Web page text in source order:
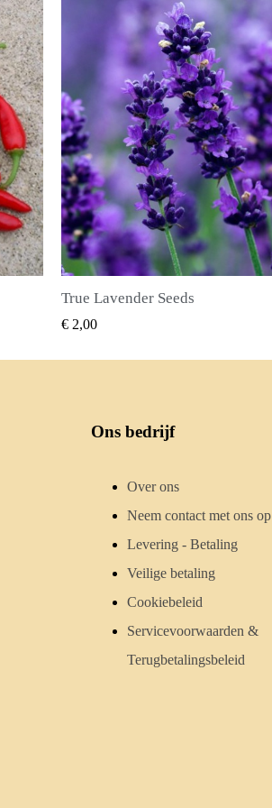
SNEL BEKIJKEN
Piment Zaden (Pimenta dioica)
€ 2,25
Ons bedrijf
Over ons
Neem contact met ons op
Levering - Betaling
Veilige betaling
Cookiebeleid
Servicevoorwaarden &
Terugbetalingsbeleid